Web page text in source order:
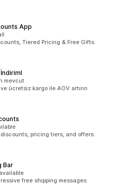
App
Tiered Pricing & Free Gifts.
mevcut
ücretsiz kargo ile AOV artırın
pricing tiers, and offers
Bar
free shipping messages